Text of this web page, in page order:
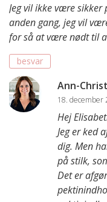
Jeg vil ikke være
anden gang, jeg vil
for så at være nødt til
besvar
Ann-
18. december
Hej
Jeg er ked
dig. Men
på stilk,
Det er